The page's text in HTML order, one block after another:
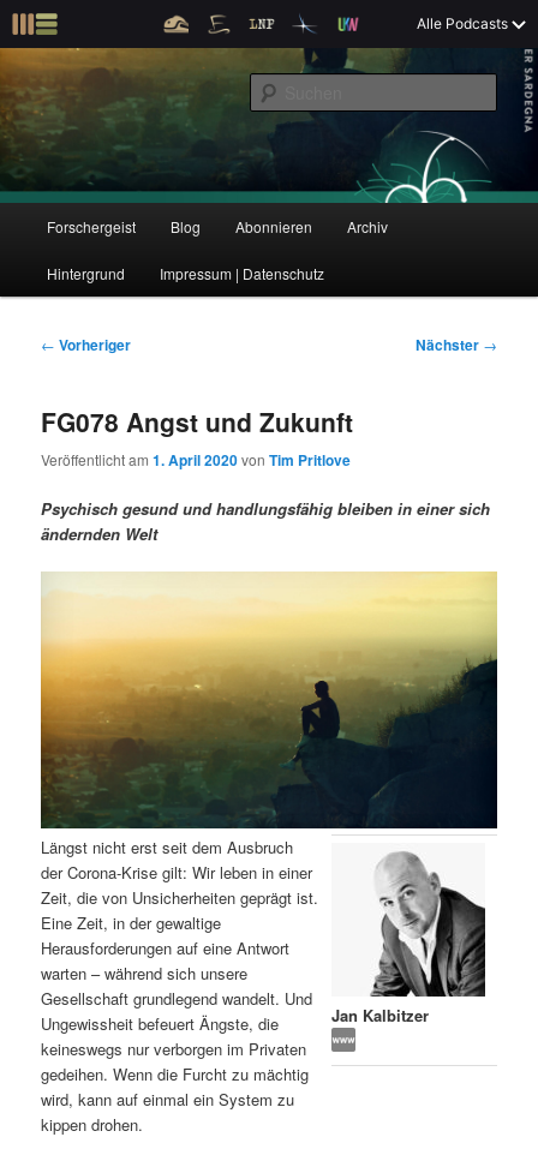
m
p
r
i
ä
Alle Podcasts
Forschergeist
Der Interview-Podcast zu Bildung und Forschung
u
e
p
Z
u
r
m
ä
r
n
I
n
h
a
l
t
s
Z
u
e
u
n
d
r
e
n
I
n
h
a
l
Forschergeist Blog Abonnieren Archiv
Hintergrund Impressum | Datenschutz
B
t
a
s
n
a
v
g
a
t
i
o
n
← Vorheriger Nächster →
FG078 Angst und Zukunft
Veröffentlicht am1. April 2020vonTim Pritlove
Psychisch gesund und handlungsfähig bleiben in einer sich
ändernden Welt
Jan Kalbitzer
Längst nicht erst seit dem Ausbruch
der Corona-Krise gilt: Wir leben in einer
Zeit, die von Unsicherheiten geprägt ist.
Eine Zeit, in der gewaltige
Herausforderungen auf eine Antwort
warten – während sich unsere
Gesellschaft grundlegend wandelt. Und
Ungewissheit befeuert Ängste, die
keineswegs nur verborgen im Privaten
gedeihen. Wenn die Furcht zu mächtig
wird, kann auf einmal ein System zu
kippen drohen.